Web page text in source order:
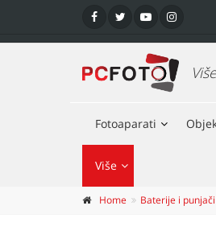
Fotoaparati
Više
Home Baterije i punjači